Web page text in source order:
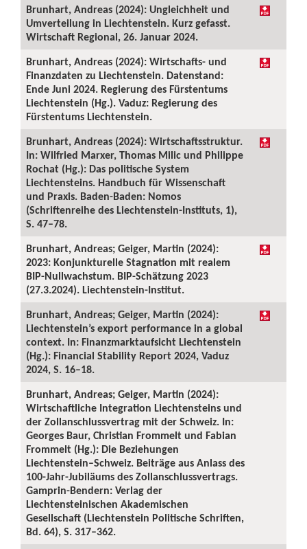
Brunhart, Andreas (2024): Ungleichheit und
Umverteilung in Liechtenstein. Kurz gefasst.
Wirtschaft Regional, 26. Januar 2024.
Brunhart, Andreas (2024): Wirtschafts- und
Finanzdaten zu Liechtenstein. Datenstand:
Ende Juni 2024. Regierung des Fürstentums
Liechtenstein (Hg.). Vaduz: Regierung des
Fürstentums Liechtenstein.
Brunhart, Andreas (2024): Wirtschaftsstruktur.
In: Wilfried Marxer, Thomas Milic und Philippe
Rochat (Hg.): Das politische System
Liechtensteins. Handbuch für Wissenschaft
und Praxis. Baden-Baden: Nomos
(Schriftenreihe des Liechtenstein-Instituts, 1),
S. 47–78.
Brunhart, Andreas; Geiger, Martin (2024):
2023: Konjunkturelle Stagnation mit realem
BIP-Nullwachstum. BIP-Schätzung 2023
(27.3.2024). Liechtenstein-Institut.
Brunhart, Andreas; Geiger, Martin (2024):
Liechtenstein’s export performance in a global
context. In: Finanzmarktaufsicht Liechtenstein
(Hg.): Financial Stability Report 2024, Vaduz
2024, S. 16–18.
Brunhart, Andreas; Geiger, Martin (2024):
Wirtschaftliche Integration Liechtensteins und
der Zollanschlussvertrag mit der Schweiz. In:
Georges Baur, Christian Frommelt und Fabian
Frommelt (Hg.): Die Beziehungen
Liechtenstein–Schweiz. Beiträge aus Anlass des
100-Jahr-Jubiläums des Zollanschlussvertrags.
Gamprin-Bendern: Verlag der
Liechtensteinischen Akademischen
Gesellschaft (Liechtenstein Politische Schriften,
Bd. 64), S. 317–362.